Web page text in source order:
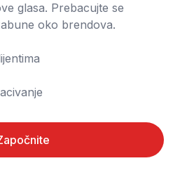
glasa. Prebacujte se
oko brendova.